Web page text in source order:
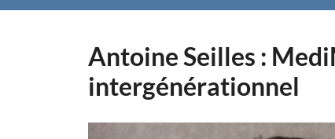
Antoine Seilles :
intergénérationnel